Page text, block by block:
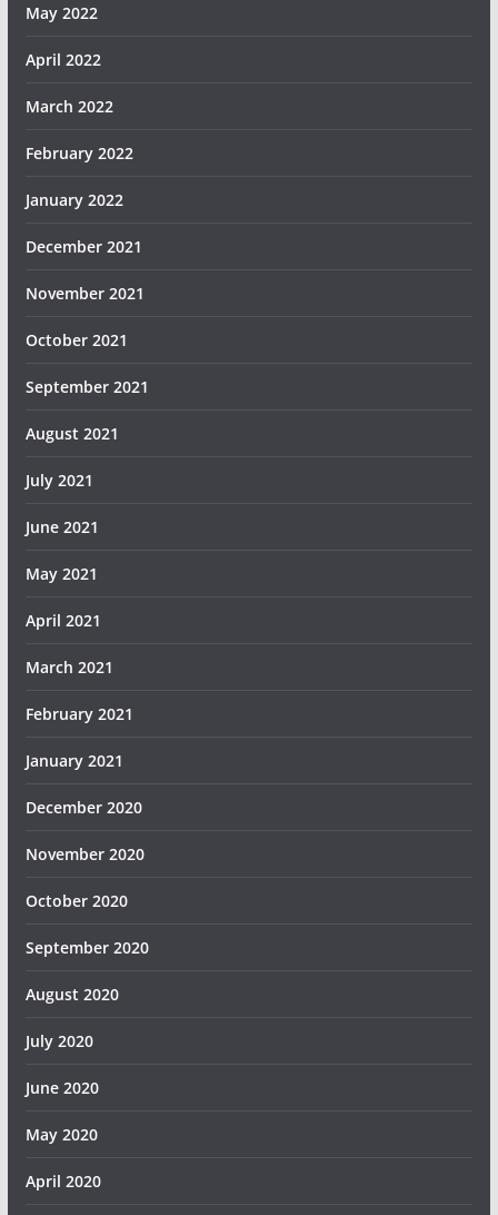
May 2022
April 2022
March 2022
February 2022
January 2022
December 2021
November 2021
October 2021
September 2021
August 2021
July 2021
June 2021
May 2021
April 2021
March 2021
February 2021
January 2021
December 2020
November 2020
October 2020
September 2020
August 2020
July 2020
June 2020
May 2020
April 2020